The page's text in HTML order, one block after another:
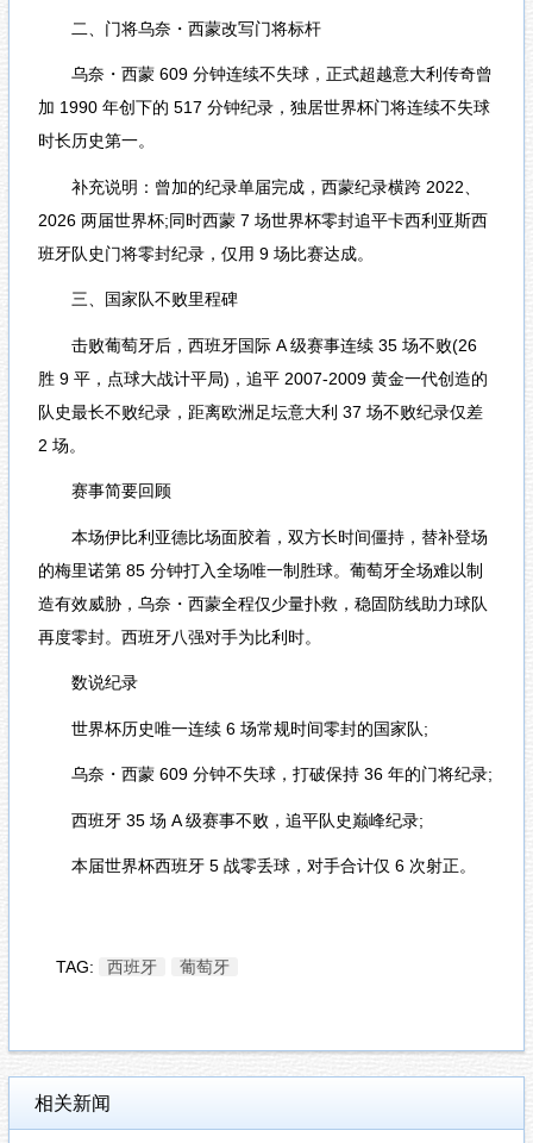
二、门将乌奈・西蒙改写门将标杆
乌奈・西蒙 609 分钟连续不失球，正式超越意大利传奇曾
加 1990 年创下的 517 分钟纪录，独居世界杯门将连续不失球
时长历史第一。
补充说明：曾加的纪录单届完成，西蒙纪录横跨 2022、
2026 两届世界杯;同时西蒙 7 场世界杯零封追平卡西利亚斯西
班牙队史门将零封纪录，仅用 9 场比赛达成。
三、国家队不败里程碑
击败葡萄牙后，西班牙国际 A 级赛事连续 35 场不败(26
胜 9 平，点球大战计平局)，追平 2007-2009 黄金一代创造的
队史最长不败纪录，距离欧洲足坛意大利 37 场不败纪录仅差
2 场。
赛事简要回顾
本场伊比利亚德比场面胶着，双方长时间僵持，替补登场
的梅里诺第 85 分钟打入全场唯一制胜球。葡萄牙全场难以制
造有效威胁，乌奈・西蒙全程仅少量扑救，稳固防线助力球队
再度零封。西班牙八强对手为比利时。
数说纪录
世界杯历史唯一连续 6 场常规时间零封的国家队;
乌奈・西蒙 609 分钟不失球，打破保持 36 年的门将纪录;
西班牙 35 场 A 级赛事不败，追平队史巅峰纪录;
本届世界杯西班牙 5 战零丢球，对手合计仅 6 次射正。
TAG: 西班牙 葡萄牙
相关新闻